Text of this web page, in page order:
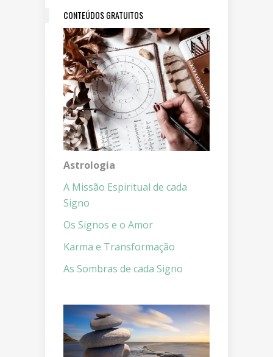
CONTEÚDOS GRATUITOS
Astrologia
A Missão Espiritual de cada
Signo
Os Signos e o Amor
Karma e Transformação
As Sombras de cada Signo